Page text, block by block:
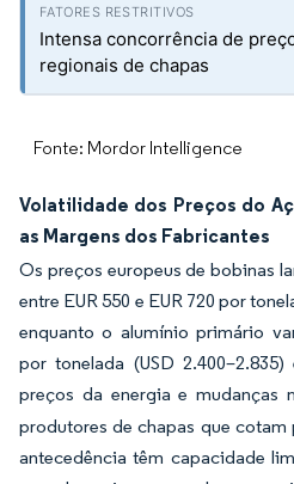
Intensa concorrência de
regionais de chapas
Fonte: Mordor Intelligence
Volatilidade dos Preços do
as Margens dos Fabricantes
Os preços europeus de bobinas
entre EUR 550 e EUR 720 por
enquanto o alumínio primário
por tonelada (USD
preços da energia e mudanças
produtores de chapas que
antecedência têm capacidade